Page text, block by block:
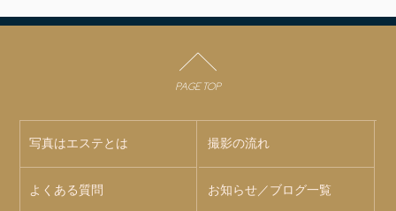
PAGE TOP
写真はエステとは 撮影の流れ
よくある質問 お知らせ／ブログ一覧